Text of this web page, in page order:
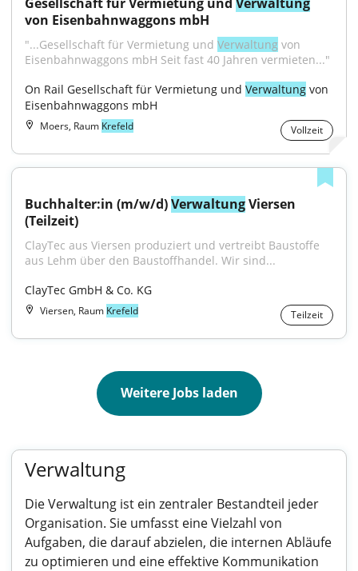
von Eisenbahnwaggons mbH
"...Gesellschaft für Vermietung und Verwaltung von
Eisenbahnwaggons mbH Seit fast 40 Jahren vermieten..."
On Rail Gesellschaft für Vermietung und Verwaltung von
Eisenbahnwaggons mbH
Moers, Raum Krefeld Vollzeit
Buchhalter:in (m/w/d) Verwaltung Viersen
(Teilzeit)
ClayTec aus Viersen produziert und vertreibt Baustoffe
aus Lehm über den Baustoffhandel. Wir sind...
ClayTec GmbH & Co. KG
Viersen, Raum Krefeld Teilzeit
Weitere Jobs laden
Verwaltung
Die Verwaltung ist ein zentraler Bestandteil jeder
Organisation. Sie umfasst eine Vielzahl von
Aufgaben, die darauf abzielen, die internen Abläufe
zu optimieren und eine effektive Kommunikation